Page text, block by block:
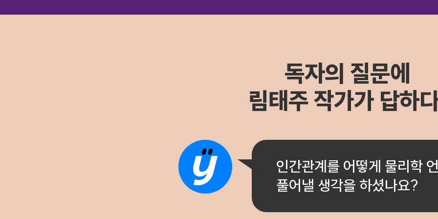
독자의 질문에
림태주 작가가 답하
인간관계를 어떻게 물리학
풀어낼 생각을 하셨나요?